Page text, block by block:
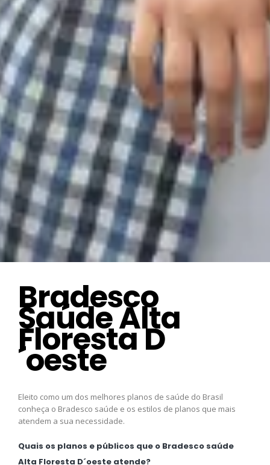
Bradesco
Saúde Alta
Floresta D
´oeste
Eleito como um dos melhores planos de saúde do Brasil
conheça o Bradesco saúde e os estilos de planos que mais
atendem a sua necessidade.
Quais os planos e públicos que o Bradesco saúde
Alta Floresta D´oeste atende?